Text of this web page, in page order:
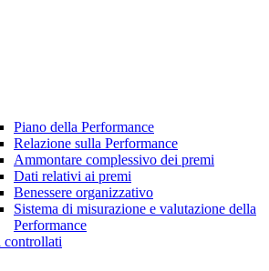
Piano della Performance
Relazione sulla Performance
Ammontare complessivo dei premi
Dati relativi ai premi
Benessere organizzativo
Sistema di misurazione e valutazione della
Performance
controllati